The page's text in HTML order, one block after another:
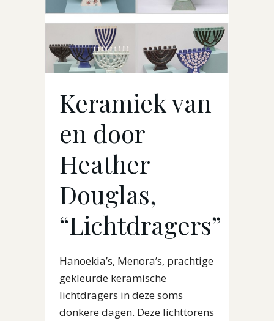
Keramiek van
en door
Heather
Douglas,
“Lichtdragers”
Hanoekia’s, Menora’s, prachtige
gekleurde keramische
lichtdragers in deze soms
donkere dagen. Deze lichttorens